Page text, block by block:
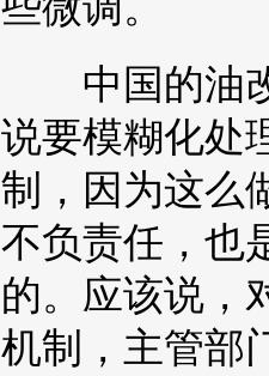
中国的油
说要模糊化处
制，因为这么
不负责任，也
的。应该说，
机制，主管部